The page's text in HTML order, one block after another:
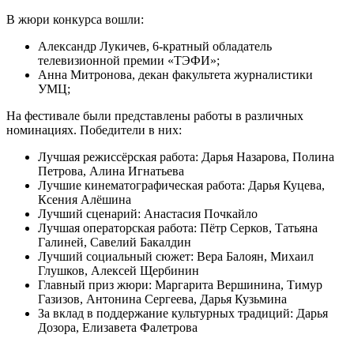
В жюри конкурса вошли:
Александр Лукичев, 6-кратный обладатель
телевизионной премии «ТЭФИ»;
Анна Митронова, декан факультета журналистики
УМЦ;
На фестивале были представлены работы в различных
номинациях. Победители в них:
Лучшая режиссёрская работа: Дарья Назарова, Полина
Петрова, Алина Игнатьева
Лучшие кинематографическая работа: Дарья Куцева,
Ксения Алёшина
Лучший сценарий: Анастасия Почкайло
Лучшая операторская работа: Пётр Серков, Татьяна
Галиней, Савелий Бакалдин
Лучший социальный сюжет: Вера Балоян, Михаил
Глушков, Алексей Щербинин
Главный приз жюри: Маргарита Вершинина, Тимур
Газизов, Антонина Сергеева, Дарья Кузьмина
За вклад в поддержание культурных традиций: Дарья
Дозора, Елизавета Фалетрова